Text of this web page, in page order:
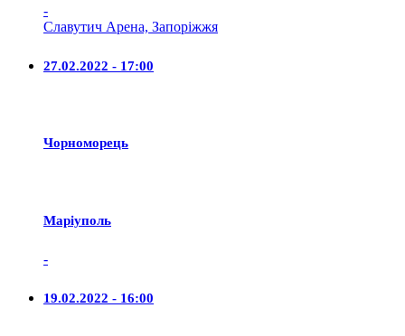
-
Славутич Арена, Запоріжжя
27.02.2022 - 17:00
Чорноморець
Маріуполь
-
19.02.2022 - 16:00